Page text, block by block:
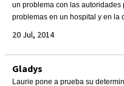
un problema con las autoridades
problemas en un hospital y en la
20 Jul, 2014
Gladys
Laurie pone a prueba su